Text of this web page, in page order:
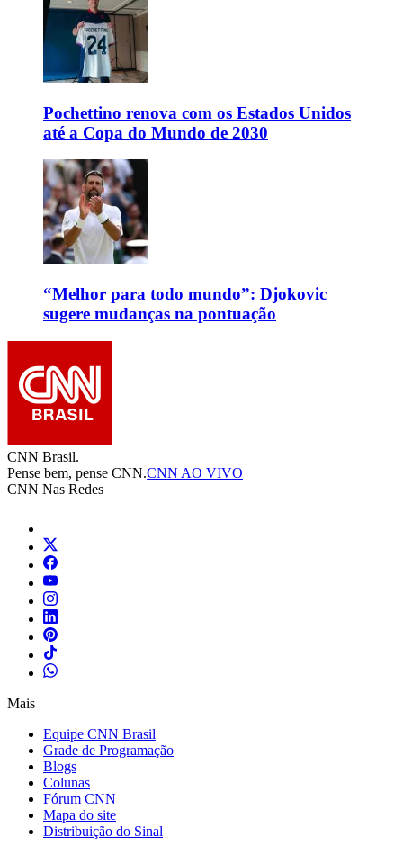
Pochettino renova com os Estados Unidos
até a Copa do Mundo de 2030
“Melhor para todo mundo”: Djokovic
sugere mudanças na pontuação
CNN Brasil.
Pense bem, pense CNN.CNN AO VIVO
CNN Nas Redes
Mais
Equipe CNN Brasil
Grade de Programação
Blogs
Colunas
Fórum CNN
Mapa do site
Distribuição do Sinal